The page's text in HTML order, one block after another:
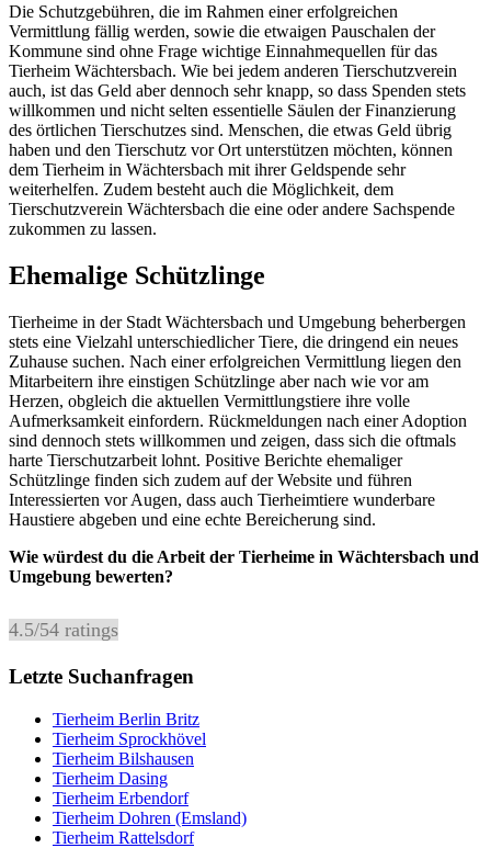
Die Schutzgebühren, die im Rahmen einer erfolgreichen
Vermittlung fällig werden, sowie die etwaigen Pauschalen der
Kommune sind ohne Frage wichtige Einnahmequellen für das
Tierheim Wächtersbach. Wie bei jedem anderen Tierschutzverein
auch, ist das Geld aber dennoch sehr knapp, so dass Spenden stets
willkommen und nicht selten essentielle Säulen der Finanzierung
des örtlichen Tierschutzes sind. Menschen, die etwas Geld übrig
haben und den Tierschutz vor Ort unterstützen möchten, können
dem Tierheim in Wächtersbach mit ihrer Geldspende sehr
weiterhelfen. Zudem besteht auch die Möglichkeit, dem
Tierschutzverein Wächtersbach die eine oder andere Sachspende
zukommen zu lassen.
Ehemalige Schützlinge
Tierheime in der Stadt Wächtersbach und Umgebung beherbergen
stets eine Vielzahl unterschiedlicher Tiere, die dringend ein neues
Zuhause suchen. Nach einer erfolgreichen Vermittlung liegen den
Mitarbeitern ihre einstigen Schützlinge aber nach wie vor am
Herzen, obgleich die aktuellen Vermittlungstiere ihre volle
Aufmerksamkeit einfordern. Rückmeldungen nach einer Adoption
sind dennoch stets willkommen und zeigen, dass sich die oftmals
harte Tierschutzarbeit lohnt. Positive Berichte ehemaliger
Schützlinge finden sich zudem auf der Website und führen
Interessierten vor Augen, dass auch Tierheimtiere wunderbare
Haustiere abgeben und eine echte Bereicherung sind.
Wie würdest du die Arbeit der Tierheime in Wächtersbach und
Umgebung bewerten?
4.5/54 ratings
Letzte Suchanfragen
Tierheim Berlin Britz
Tierheim Sprockhövel
Tierheim Bilshausen
Tierheim Dasing
Tierheim Erbendorf
Tierheim Dohren (Emsland)
Tierheim Rattelsdorf